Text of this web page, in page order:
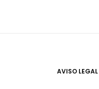
AVISO LEGAL